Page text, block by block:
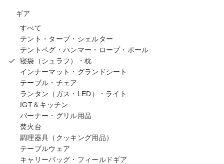
ギア
すべて
テント・タープ・シェルター
テントペグ・ハンマー・ロープ・ポール
寝袋（シュラフ）・枕
インナーマット・グランドシート
テーブル・チェア
ランタン（ガス・LED）・ライト
IGT＆キッチン
バーナー・グリル用品
焚火台
調理器具（クッキング用品）
テーブルウェア
キャリーバッグ・フィールドギア